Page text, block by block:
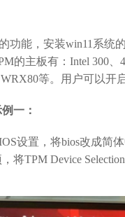
能，安装win11系统
的主板有：Intel 300、
等。用户可以开
一：
设置，将bios改成简
将TPM Device